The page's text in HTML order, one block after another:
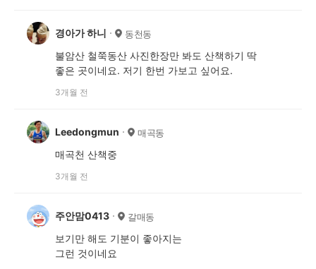
경아가 하니 동천동
불암산 철쭉동산 사진한장만 봐도 산책하기 딱
좋은 곳이네요. 저기 한번 가보고 싶어요.
3개월 전
Leedongmun 매곡동
매곡천 산책중
3개월 전
주안맘0413 갈매동
보기만 해도 기분이 좋아지는
그런 것이네요